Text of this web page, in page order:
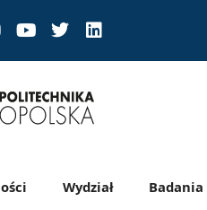
Youtube
TwitterLinkedin
Wydział